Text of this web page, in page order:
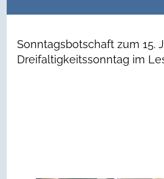
Sonntagsbotschaft zum 15.
Dreifaltigkeitssonntag im